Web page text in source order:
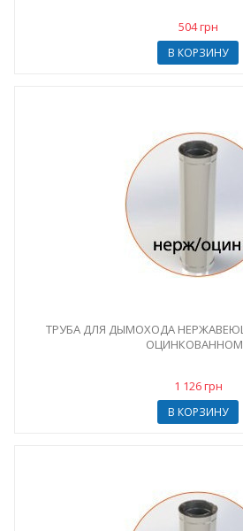
504 грн
В КОРЗИНУ
ТРУБА ДЛЯ ДЫМОХОДА
1 126 грн
В КОРЗИНУ